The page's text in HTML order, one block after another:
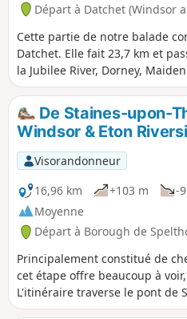
Départ à Datchet (Windsor
Cette partie de notre balade
Datchet. Elle fait 23,7 km et
la Jubilee River, Dorney,
Dorney, Boveney, le Thames
pont Windsor Bridge. C'est la
mais elle est plate et facile à
De Staines-upon-
Windsor & Eton
Visorandonneur
16,96 km
+103 m -
Moyenne
Départ à Borough de
Principalement constitué de
cet étape offre beaucoup à
L'itinéraire traverse le pont de
avant de traverser la route à